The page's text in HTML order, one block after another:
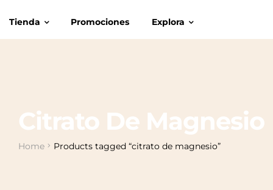
Tienda Promociones Explora
Citrato De Magnesio
Home Products tagged “citrato de magnesio”